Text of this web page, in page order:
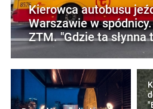
Kierowca autobusu
Warszawie w
ZTM. "Gdzie ta słynna